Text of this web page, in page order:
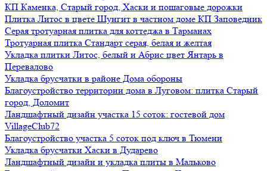
КП Каменка, Старый город, Хаски и пошаговые дорожки
Плитка Литос в цвете Шунгит в частном доме КП Заповедник
Серая тротуарная плитка для коттеджа в Тарманах
Тротуарная плитка Стандарт серая, белая и желтая
Укладка плитки Литос, белый и Абрис цвет Янтарь в
Перевалово
Укладка брусчатки в районе Дома обороны
Благоустройство территории дома в Луговом: плитка Старый
город, Доломит
Ландшафтный дизайн участка 15 соток: гостевой дом
VillageClub72
Благоустройство участка 5 соток под ключ в Тюмени
Укладка брусчатки Хаски в Дударево
Ландшафтный дизайн и укладка плиты в Мальково